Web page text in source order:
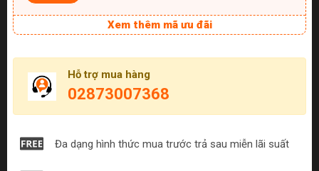
Xem thêm mã ưu đãi
Hỗ trợ mua hàng
02873007368
Đa dạng hình thức mua trước trả sau miễn lãi suất